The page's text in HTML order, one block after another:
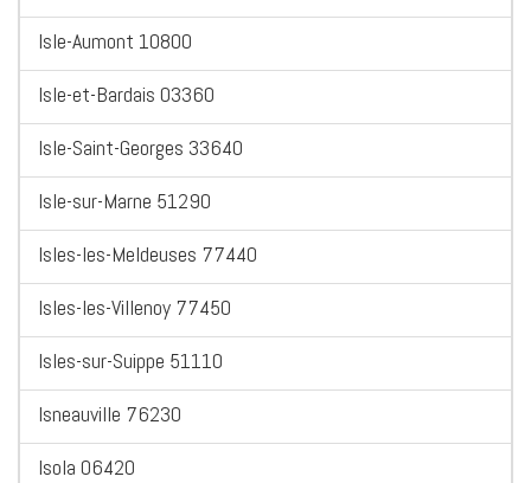
Isle-Aumont 10800
Isle-et-Bardais 03360
Isle-Saint-Georges 33640
Isle-sur-Marne 51290
Isles-les-Meldeuses 77440
Isles-les-Villenoy 77450
Isles-sur-Suippe 51110
Isneauville 76230
Isola 06420